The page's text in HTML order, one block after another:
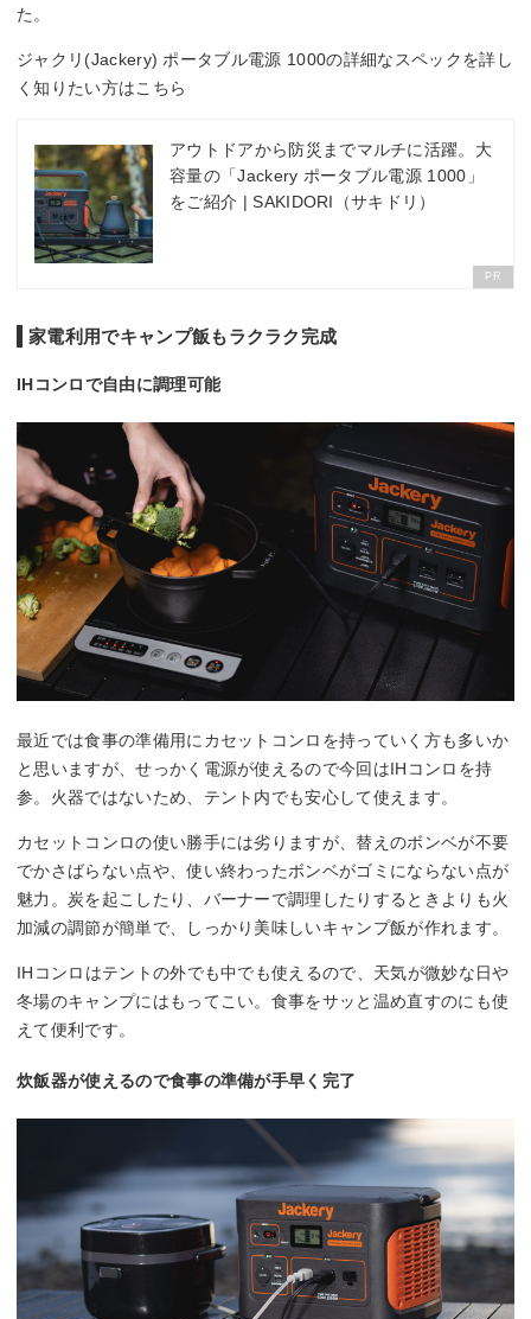
た。
ジャクリ(Jackery) ポータブル電源 1000の詳細なスペックを詳し
く知りたい方はこちら
アウトドアから防災までマルチに活躍。大
容量の「Jackery ポータブル電源 1000」
をご紹介 | SAKIDORI（サキドリ）
PR
家電利用でキャンプ飯もラクラク完成
IHコンロで自由に調理可能
最近では食事の準備用にカセットコンロを持っていく方も多いか
と思いますが、せっかく電源が使えるので今回はIHコンロを持
参。火器ではないため、テント内でも安心して使えます。
カセットコンロの使い勝手には劣りますが、替えのボンベが不要
でかさばらない点や、使い終わったボンベがゴミにならない点が
魅力。炭を起こしたり、バーナーで調理したりするときよりも火
加減の調節が簡単で、しっかり美味しいキャンプ飯が作れます。
IHコンロはテントの外でも中でも使えるので、天気が微妙な日や
冬場のキャンプにはもってこい。食事をサッと温め直すのにも使
えて便利です。
炊飯器が使えるので食事の準備が手早く完了